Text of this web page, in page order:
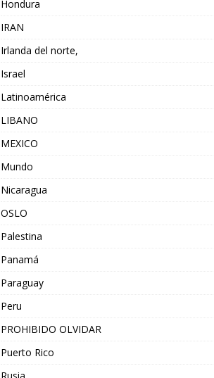
Hondura
IRAN
Irlanda del norte,
Israel
Latinoamérica
LIBANO
MEXICO
Mundo
Nicaragua
OSLO
Palestina
Panamá
Paraguay
Peru
PROHIBIDO OLVIDAR
Puerto Rico